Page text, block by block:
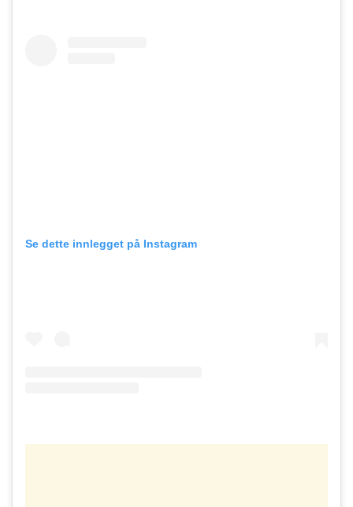
Se dette innlegget på Instagram